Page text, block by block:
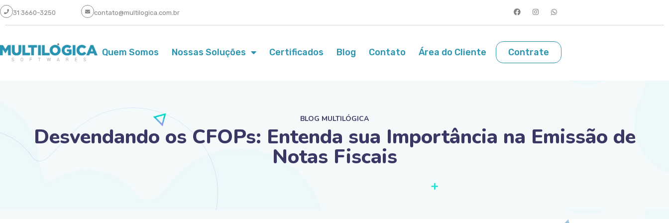
31 3660-3250 contato@multilogica.com.br
Quem Somos Nossas Soluções Certificados Blog Contato Área do Cliente Contrate
BLOG MULTILÓGICA
Desvendando os CFOPs: Entenda sua Importância na Emissão de
Notas Fiscais